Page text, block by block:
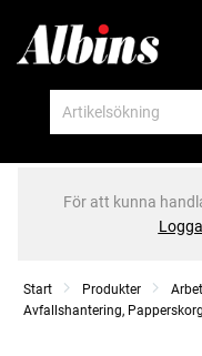
För att kunna
Start Produkter
Avfallshantering,